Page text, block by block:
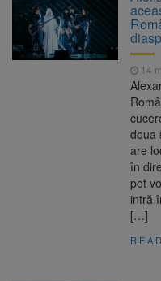
14
doua
are
în
pot
intră
[…]